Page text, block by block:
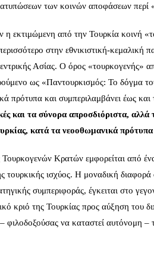
των κοινών αποφάσεων περί
εκτιμώμενη από την Τουρκία κοινή
στην εθνικιστική-
Ασίας. Ο όρος
ως «Παντουρκισμός: Το δόγμα
πρότυπα και συμπεριλαμβάνει έως
και τα σύνορα απροσδιόριστα,
κατά τα νεοοθωμανικά
Κρατών εμφορείται από
τουρκικής ισχύος. Η μοναδική
συμπεριφοράς, έγκειται στο
κριό της Τουρκίας προς αύξηση του
φιλοδοξούσας να καταστεί αυτόνομη –